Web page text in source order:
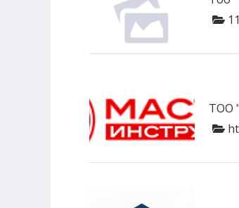
ТОО